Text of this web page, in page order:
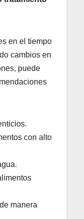
en el tiempo
cambios en
puede
con alto
manera